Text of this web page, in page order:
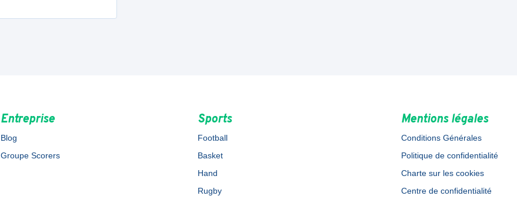
Entreprise
Blog
Groupe Scorers
Sports
Football
Basket
Hand
Rugby
Mentions légales
Conditions Générales
Politique de confidentialité
Charte sur les cookies
Centre de confidentialité